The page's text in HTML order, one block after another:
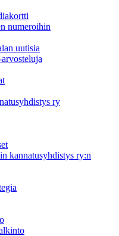
numeroihin
uutisia
ry
kannatusyhdistys ry:n